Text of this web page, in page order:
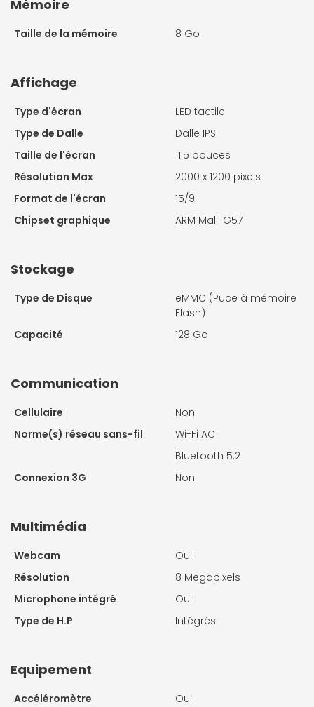
Mémoire
Taille de la mémoire 8 Go
Affichage
Type d'écran
LED tactile
Type de Dalle
Dalle IPS
Taille de l'écran
11.5 pouces
Résolution Max
2000 x 1200 pixels
Format de l'écran
15/9
Chipset graphique
ARM Mali-G57
Stockage
Type de Disque
eMMC (Puce à mémoire
Flash)
Capacité
128 Go
Communication
Cellulaire
Non
Norme(s) réseau sans-fil
Wi-Fi AC
Bluetooth 5.2
Connexion 3G
Non
Multimédia
Webcam
Oui
Résolution
8 Megapixels
Microphone intégré
Oui
Type de H.P
Intégrés
Equipement
Accéléromètre
Oui